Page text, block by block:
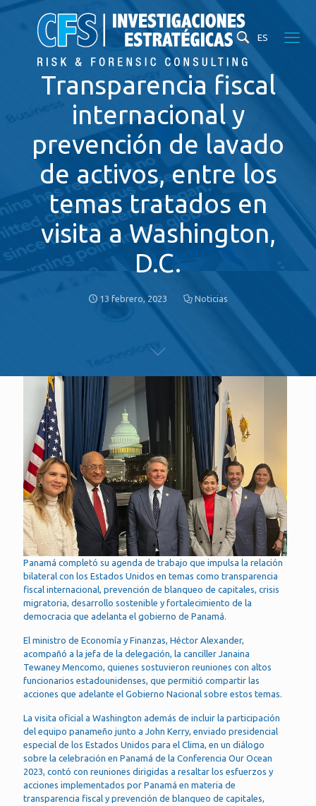
ES
Transparencia fiscal
internacional y
prevención de lavado
de activos, entre los
temas tratados en
visita a Washington,
D.C.
13 febrero, 2023 Noticias
Panamá completó su agenda de trabajo que impulsa la relación
bilateral con los Estados Unidos en temas como transparencia
fiscal internacional, prevención de blanqueo de capitales, crisis
migratoria, desarrollo sostenible y fortalecimiento de la
democracia que adelanta el gobierno de Panamá.
El ministro de Economía y Finanzas, Héctor Alexander,
acompañó a la jefa de la delegación, la canciller Janaina
Tewaney Mencomo, quienes sostuvieron reuniones con altos
funcionarios estadounidenses, que permitió compartir las
acciones que adelante el Gobierno Nacional sobre estos temas.
La visita oficial a Washington además de incluir la participación
del equipo panameño junto a John Kerry, enviado presidencial
especial de los Estados Unidos para el Clima, en un diálogo
sobre la celebración en Panamá de la Conferencia Our Ocean
2023, contó con reuniones dirigidas a resaltar los esfuerzos y
acciones implementados por Panamá en materia de
transparencia fiscal y prevención de blanqueo de capitales,